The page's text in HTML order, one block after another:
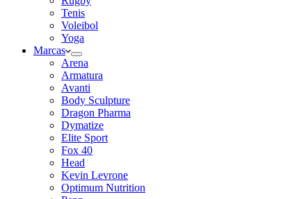
Tenis
Voleibol
Yoga
Marcas
Arena
Armatura
Avanti
Body Sculpture
Dragon Pharma
Dymatize
Elite Sport
Fox 40
Head
Kevin Levrone
Optimum Nutrition